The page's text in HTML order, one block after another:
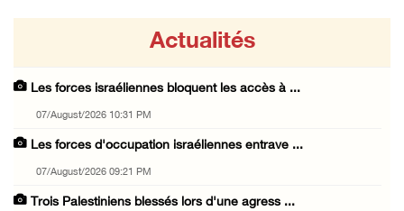
Actualités
Les forces israéliennes bloquent les accès à ...
07/August/2026 10:31 PM
Les forces d'occupation israéliennes entrave ...
07/August/2026 09:21 PM
Trois Palestiniens blessés lors d'une agress ...